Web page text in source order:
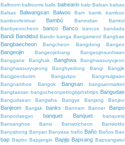
Ballroom ballrooms balls balneario balo Balsan balsas
Balsas
Balwangsan Balwoo Bam bamb
bamboo
bamboofestival
Bambú Bamnidan
Bamtol
Banbyeoncheon
banco Banco bancos bandada
Bandi Banditbul Bando banga Bangameori Bangbae
Bangbaecheon Bangcheon Bangdong Bangeo
Bangeojin Bangeojinhang
Bangeojinsunhwan
Banggane
Banghak Banghwa
Banghwasuryujeon
Banghwasuryujeong
Banghyedong Bangi
Bangjik
Bangjoeoburim
Bangjukpo
Bangmulgwan
Bangnamhoe
Bangok Bangsan
bangsanmarket
Bangtaesan bangucheonpetroglyphshttps Bangudae
Bangudaean Bangwha Bangye Banjang Banjeo
Banjeom Banjjak banks Bannam Banner Banpo
Banpodaegyo banquet Banquet
banquets
Bansanghoe
Bansi Banwolcheon
Banwoldo
Banyabong Banyan Banyasa baño Baño Baños Bao
bap Bapbo Bapjangin Bapjip Bapsang Bapsangwiui